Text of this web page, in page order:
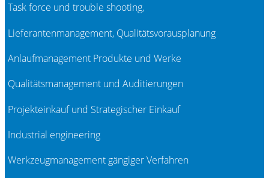
Task force und trouble shooting,
Lieferantenmanagement, Qualitätsvorausplanung
Anlaufmanagement Produkte und Werke
Qualitätsmanagement und Auditierungen
Projekteinkauf und Strategischer Einkauf
Industrial engineering
Werkzeugmanagement gängiger Verfahren